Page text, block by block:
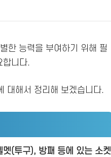
한 능력을 부여하기 위해 필
합니다.
대해서 정리해 보겠습니다.
(투구), 방패 등에 있는 소켓